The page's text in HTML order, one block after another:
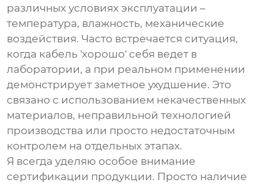
различных условиях эксплуатации –
температура, влажность, механические
воздействия. Часто встречается ситуация,
когда кабель 'хорошо' себя ведет в
лаборатории, а при реальном применении
демонстрирует заметное ухудшение. Это
связано с использованием некачественных
материалов, неправильной технологией
производства или просто недостаточным
контролем на отдельных этапах.
Я всегда уделяю особое внимание
сертификации продукции. Просто наличие